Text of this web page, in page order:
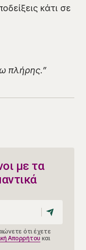
κάτι σε
πλήρης.”
με τα
ότι έχετε
Απορρήτου και